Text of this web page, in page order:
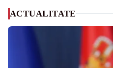
ACTUALITATE